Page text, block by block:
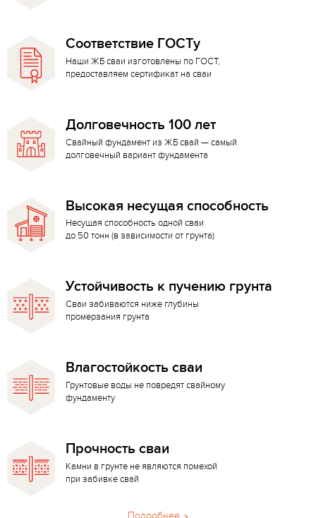
Соответствие ГОСТу
Наши ЖБ сваи изготовлены по ГОСТ,
предоставляем сертификат на сваи
Долговечность 100 лет
Свайный фундамент из ЖБ свай — самый
долговечный вариант фундамента
Высокая несущая способность
Несущая способность одной сваи
до 50 тонн (в зависимости от грунта)
Устойчивость к пучению грунта
Сваи забиваются ниже глубины
промерзания грунта
Влагостойкость сваи
Грунтовые воды не повредят свайному
фундаменту
Прочность сваи
Камни в грунте не являются помехой
при забивке свай
Подробнее